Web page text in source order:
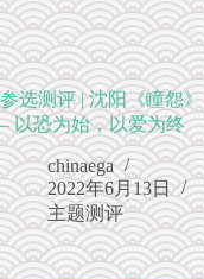
参选测评 | 沈阳《瞳怨》
– 以恐为始，以爱为终
chinaega
2022年6月13日
主题测评